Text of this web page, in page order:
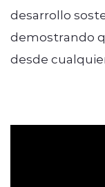
desarrollo
demostrando
desde